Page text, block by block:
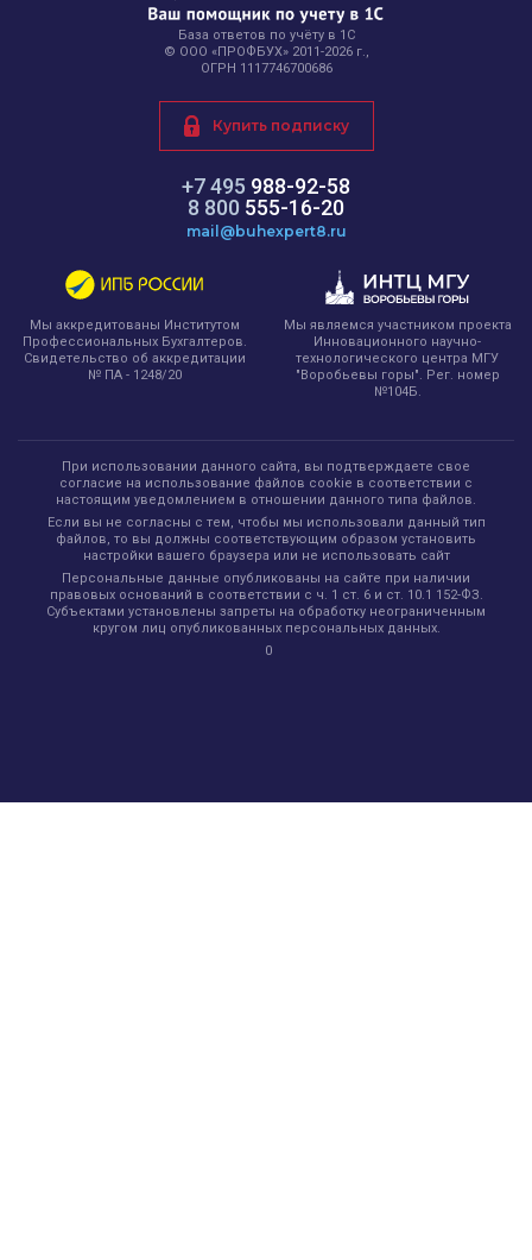
База ответов по учёту в 1С
© ООО «ПРОФБУХ» 2011-2026 г.,
ОГРН 1117746700686
+7 495 988-92-58
8 800 555-16-20
mail@buhexpert8.ru
Купить подписку
Мы аккредитованы Институтом
Профессиональных Бухгалтеров.
Свидетельство об аккредитации
№ ПА - 1248/20
Мы являемся участником проекта
Инновационного научно-
технологического центра МГУ
"Воробьевы горы". Рег. номер
№104Б.
При использовании данного сайта, вы подтверждаете свое
согласие на использование файлов cookie в соответствии с
настоящим уведомлением в отношении данного типа файлов.
Если вы не согласны с тем, чтобы мы использовали данный тип
файлов, то вы должны соответствующим образом установить
настройки вашего браузера или не использовать сайт
Персональные данные опубликованы на сайте при наличии
правовых оснований в соответствии с ч. 1 ст. 6 и ст. 10.1 152-ФЗ.
Субъектами установлены запреты на обработку неограниченным
кругом лиц опубликованных персональных данных.
0